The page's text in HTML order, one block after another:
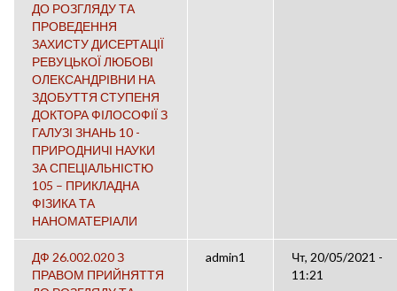
ДО РОЗГЛЯДУ ТА
ПРОВЕДЕННЯ
ЗАХИСТУ ДИСЕРТАЦІЇ
РЕВУЦЬКОЇ ЛЮБОВІ
ОЛЕКСАНДРІВНИ НА
ЗДОБУТТЯ СТУПЕНЯ
ДОКТОРА ФІЛОСОФІЇ З
ГАЛУЗІ ЗНАНЬ 10 -
ПРИРОДНИЧІ НАУКИ
ЗА СПЕЦІАЛЬНІСТЮ
105 – ПРИКЛАДНА
ФІЗИКА ТА
НАНОМАТЕРІАЛИ
ДФ 26.002.020 З
ПРАВОМ ПРИЙНЯТТЯ
admin1
Чт, 20/05/2021 -
11:21